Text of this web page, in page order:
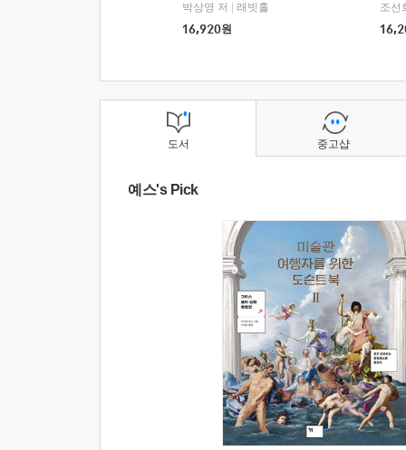
박상영 저
래빗홀
16,920원
조선
도서
예스's Pick
중고샵